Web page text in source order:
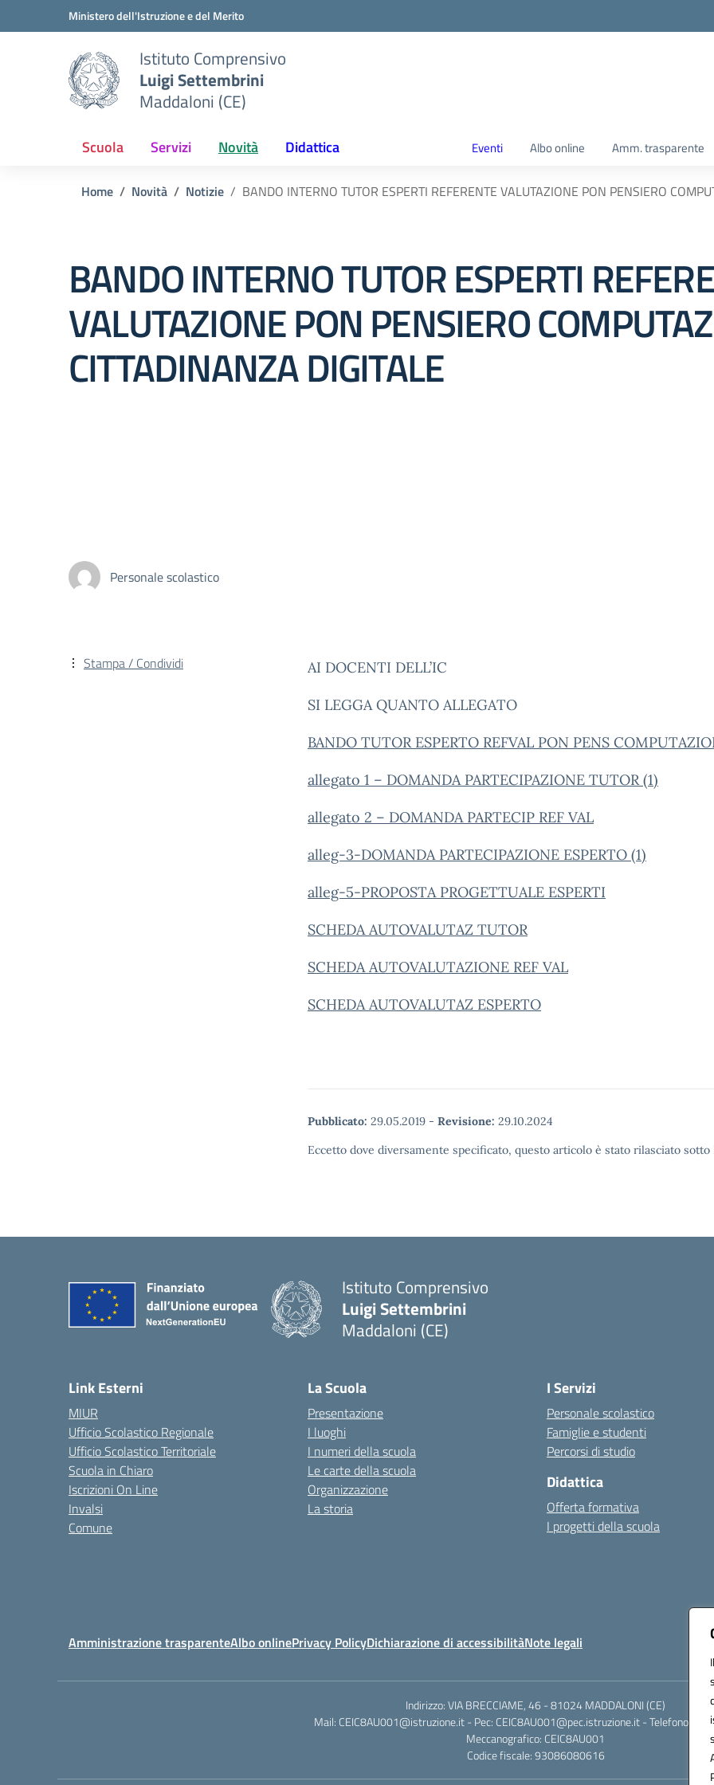
Vai ai contenuti
Vai al menu di navigazioneMinistero dell'Istruzione e del Merito
Istituto Comprensivo
Luigi Settembrini
Maddaloni (CE)
Scuola Servizi Novità Didattica Eventi Albo online Amm. trasparente
Home Novità Notizie BANDO INTERNO TUTOR ESPERTI REFERENTE VALUTAZIONE PON PENSIERO
BANDO INTERNO TUTOR ESPERTI
VALUTAZIONE PON PENSIERO
CITTADINANZA DIGITALE
Personale scolastico
AI DOCENTI DELL’IC
SI LEGGA QUANTO ALLEGATO
BANDO TUTOR ESPERTO REFVAL PON PENS
allegato 1 – DOMANDA PARTECIPAZIONE TUTOR (1)
allegato 2 – DOMANDA PARTECIP REF VAL
alleg-3-DOMANDA PARTECIPAZIONE ESPERTO (1)
alleg-5-PROPOSTA PROGETTUALE ESPERTI
SCHEDA AUTOVALUTAZ TUTOR
SCHEDA AUTOVALUTAZIONE REF VAL
SCHEDA AUTOVALUTAZ ESPERTO
Pubblicato: 29.05.2019 - Revisione: 29.10.2024
Eccetto dove diversamente specificato, questo articolo è stato rilasciato
Stampa / Condividi
Istituto Comprensivo
Luigi Settembrini
Maddaloni (CE)
Link Esterni
MIUR
Ufficio Scolastico Regionale
Ufficio Scolastico Territoriale
Scuola in Chiaro
Iscrizioni On Line
Invalsi
Comune
La Scuola
Presentazione
I luoghi
I numeri della scuola
Le carte della scuola
Organizzazione
La storia
I Servizi
Personale scolastico
Famiglie e studenti
Percorsi di studio
Didattica
Offerta formativa
I progetti della scuola
Amministrazione trasparenteAlbo onlinePrivacy PolicyDichiarazione di accessibilitàNote legali
Indirizzo: VIA BRECCIAME, 46 - 81024 MADDALONI (CE)
Mail: CEIC8AU001@istruzione.it - Pec: CEIC8AU001@pec.istruzione.it - Telefono:
Meccanografico: CEIC8AU001
Codice fiscale: 93086080616